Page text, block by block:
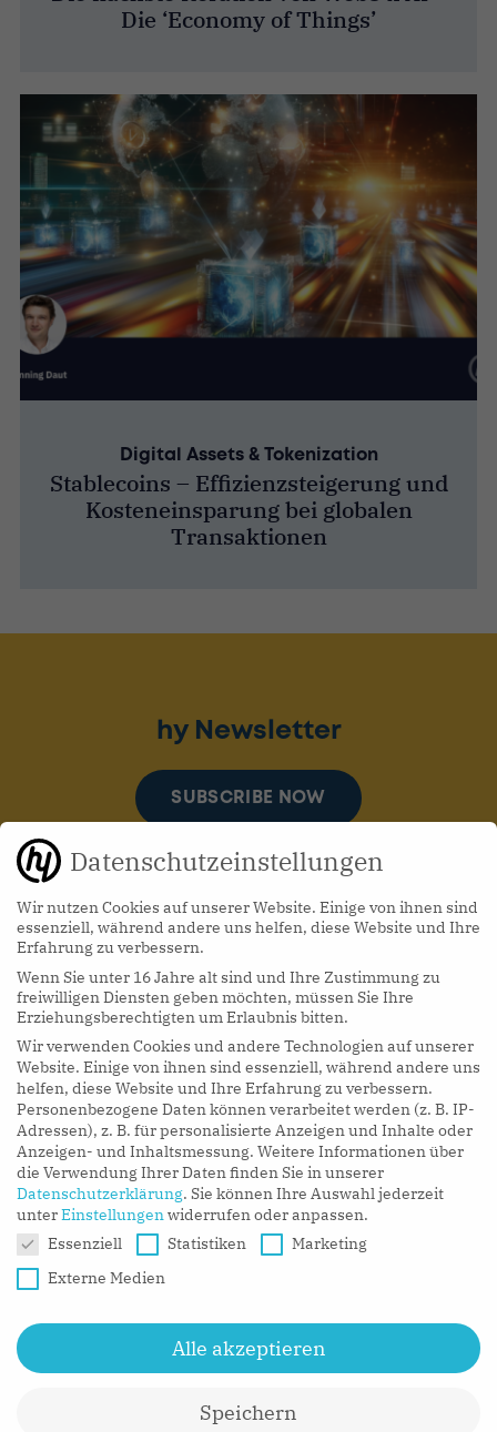
Die ‘Economy of Things’
Digital Assets & Tokenization
Stablecoins – Effizienzsteigerung und
Kosteneinsparung bei globalen
Transaktionen
hy Podcasts
LISTEN NOW
hy Newsletter
SUBSCRIBE NOW
Datenschutzeinstellungen
Wir nutzen Cookies auf unserer Website. Einige von ihnen sind
essenziell, während andere uns helfen, diese Website und Ihre
Erfahrung zu verbessern.
Wenn Sie unter 16 Jahre alt sind und Ihre Zustimmung zu
freiwilligen Diensten geben möchten, müssen Sie Ihre
Erziehungsberechtigten um Erlaubnis bitten.
Wir verwenden Cookies und andere Technologien auf unserer
Website. Einige von ihnen sind essenziell, während andere uns
helfen, diese Website und Ihre Erfahrung zu verbessern.
Personenbezogene Daten können verarbeitet werden (z. B. IP-
Adressen), z. B. für personalisierte Anzeigen und Inhalte oder
Anzeigen- und Inhaltsmessung. Weitere Informationen über
die Verwendung Ihrer Daten finden Sie in unserer
Datenschutzerklärung. Sie können Ihre Auswahl jederzeit
unterEinstellungenwiderrufen oder anpassen.
Datenschutzeinstellungen
Essenziell Statistiken
Marketing
Externe Medien
Alle akzeptieren
Speichern